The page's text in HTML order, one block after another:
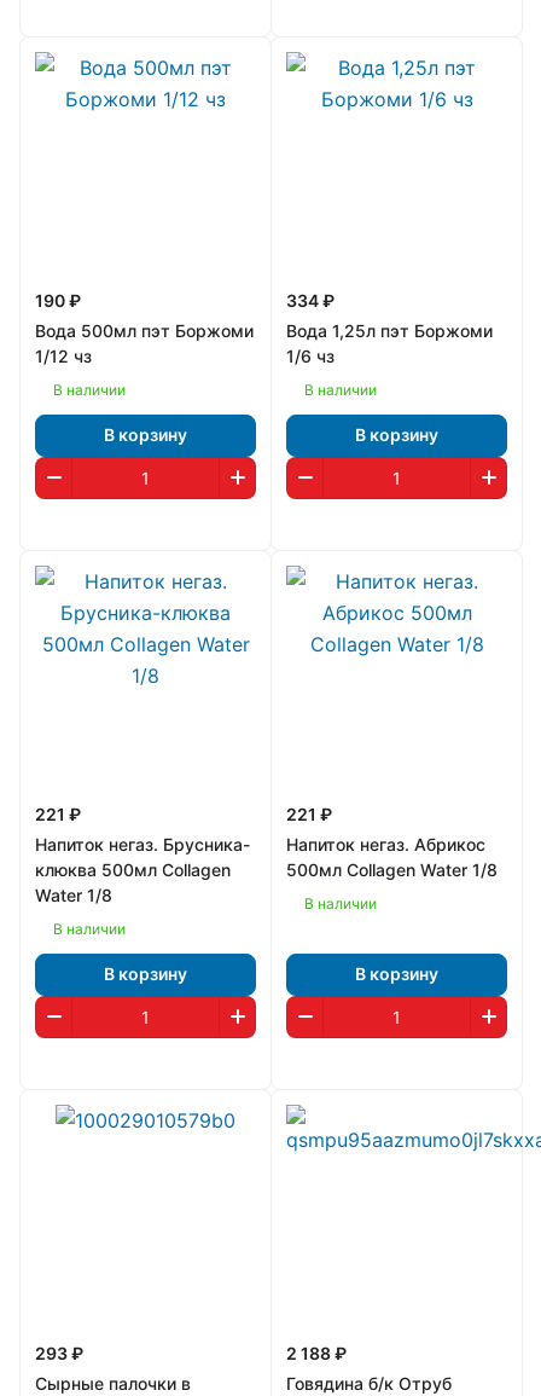
190 ₽
Вода 500мл пэт Боржоми
1/12 чз
В наличии
В корзину
334 ₽
Вода 1,25л пэт Боржоми
1/6 чз
В наличии
В корзину
221 ₽
Напиток негаз. Брусника-
клюква 500мл Collagen
Water 1/8
В наличии
В корзину
221 ₽
Напиток негаз. Абрикос
500мл Collagen Water 1/8
В наличии
В корзину
293 ₽
Сырные палочки в
2 188 ₽
Говядина б/к Отруб